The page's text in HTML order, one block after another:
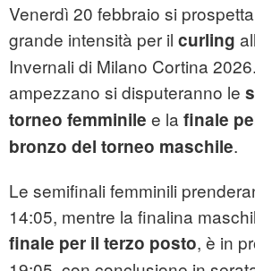
Venerdì 20 febbraio si
grande intensità per il curling
Invernali di Milano Cortina
ampezzano si disputeranno le
torneo femminile e la finale
bronzo del torneo maschile.
Le semifinali femminili
14:05, mentre la finalina
finale per il terzo posto, è in